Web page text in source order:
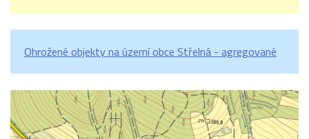
Ohrožené objekty na území obce Střelná - agregované